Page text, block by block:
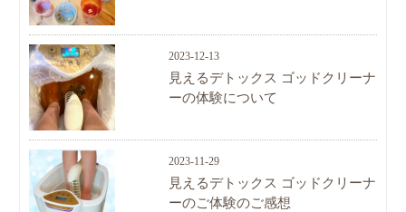
2023-12-13
見えるデトックス ゴッドクリーナ
ーの体験について
2023-11-29
見えるデトックス ゴッドクリーナ
ーのご体験のご感想